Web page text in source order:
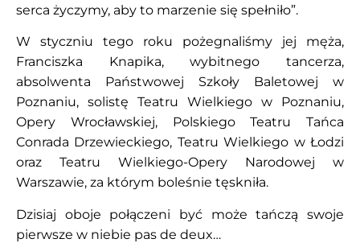
serca życzymy, aby to marzenie się spełniło”.
W styczniu tego roku pożegnaliśmy jej męża,
Franciszka Knapika, wybitnego tancerza,
absolwenta Państwowej Szkoły Baletowej w
Poznaniu, solistę Teatru Wielkiego w Poznaniu,
Opery Wrocławskiej, Polskiego Teatru Tańca
Conrada Drzewieckiego, Teatru Wielkiego w Łodzi
oraz Teatru Wielkiego-Opery Narodowej w
Warszawie, za którym boleśnie tęskniła.
Dzisiaj oboje połączeni być może tańczą swoje
pierwsze w niebie pas de deux…